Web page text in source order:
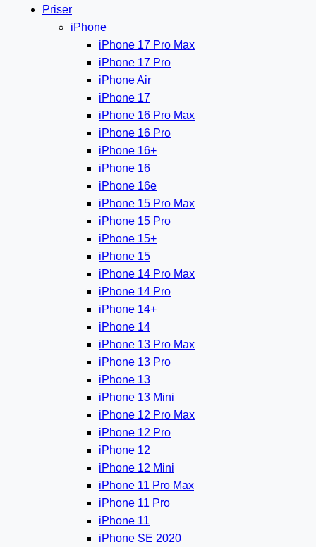
Priser
iPhone
iPhone 17 Pro Max
iPhone 17 Pro
iPhone Air
iPhone 17
iPhone 16 Pro Max
iPhone 16 Pro
iPhone 16+
iPhone 16
iPhone 16e
iPhone 15 Pro Max
iPhone 15 Pro
iPhone 15+
iPhone 15
iPhone 14 Pro Max
iPhone 14 Pro
iPhone 14+
iPhone 14
iPhone 13 Pro Max
iPhone 13 Pro
iPhone 13
iPhone 13 Mini
iPhone 12 Pro Max
iPhone 12 Pro
iPhone 12
iPhone 12 Mini
iPhone 11 Pro Max
iPhone 11 Pro
iPhone 11
iPhone SE 2020